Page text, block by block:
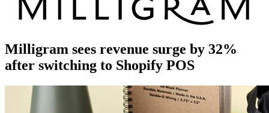
Milligram sees revenue surge by 32%
after switching to Shopify POS